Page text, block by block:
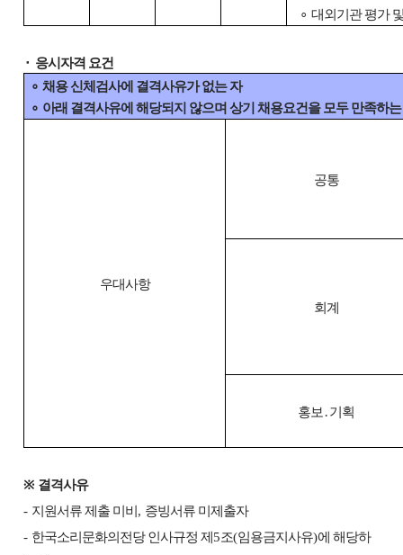
∘ 대외기관 평가
⬝ 응시자격 요건
∘ 채용 신체검사에 결격사유가 없는 자
∘ 아래 결격사유에 해당되지 않으며 상기 채용요건을 모두 만족하
우대사항
공통
회계
홍보․기획
※ 결격사유
- 지원서류 제출 미비 , 증빙서류 미제출자
- 한국소리문화의전당 인사규정 제 5조(임용금지사유)에 해당하